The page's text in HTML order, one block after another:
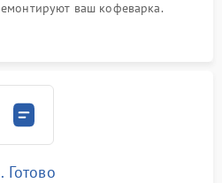
ваш кофеварка.
Готово